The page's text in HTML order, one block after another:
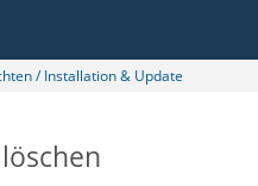
/ Installation & Update